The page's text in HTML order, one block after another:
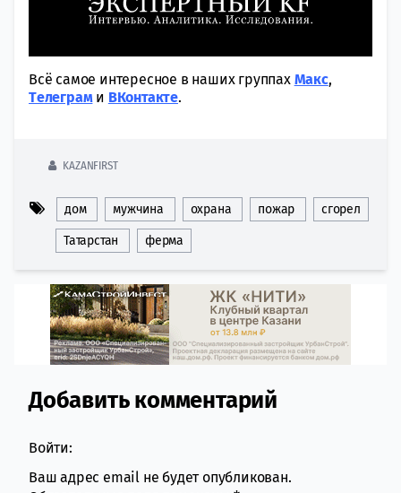
Всё самое интересное в наших группах Макс,
Tелеграми ВКонтакте.
KAZANFIRST
дом мужчина охрана пожар сгорел
Татарстан ферма
Comment section
Добавить комментарий
Войти:
Ваш адрес email не будет опубликован.